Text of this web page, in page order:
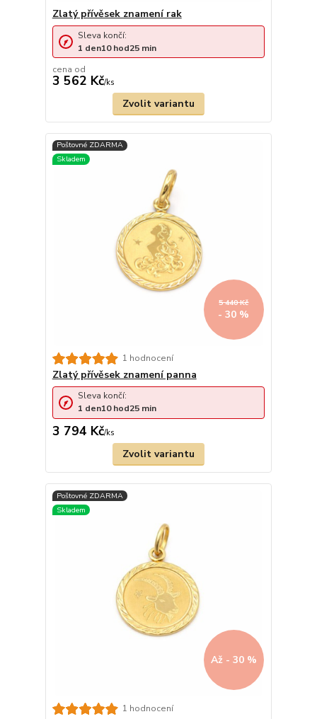
Zlatý přívěsek znamení rak
cena od
3 562 Kč/ks
Sleva končí:
1 den10hod25 min
Zvolit variantu
5 440 Kč
- 30 %
1 hodnocení
Zlatý přívěsek znamení panna
3 794 Kč/ks
Sleva končí:
1 den10hod25 min
Zvolit variantu
Až - 30 %
1 hodnocení